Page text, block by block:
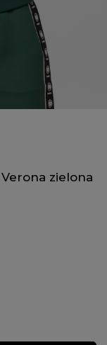
zielona